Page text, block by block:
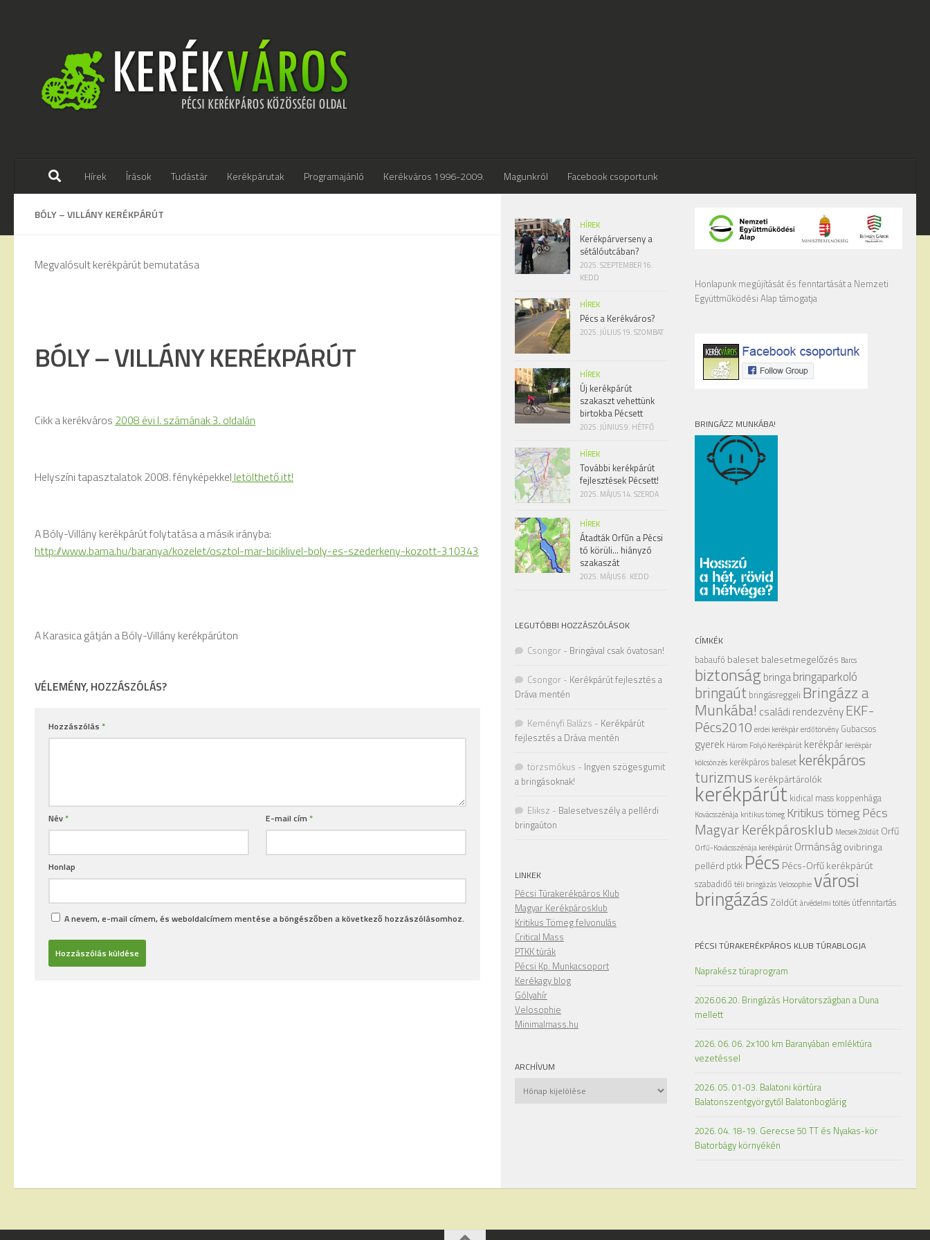
Hírek Írások Tudástár Kerékpárutak Programajánló Kerékváros 1996-2009. Magunkról Facebook csoportunk
BÓLY – VILLÁNY KERÉKPÁRÚT
Megvalósult kerékpárút bemutatása
BÓLY – VILLÁNY KERÉKPÁRÚT
Cikk a kerékváros 2008 évi I. számának 3. oldalán
Helyszíni tapasztalatok 2008. fényképekkel letölthető itt!
A Bóly-Villány kerékpárút folytatása a másik irányba:
http://www.bama.hu/baranya/kozelet/osztol-mar-biciklivel-boly-es-szederkeny-kozott-310343
A Karasica gátján a Bóly-Villány kerékpárúton
VÉLEMÉNY, HOZZÁSZÓLÁS?
Hozzászólás *
Név* E-mail cím*
Honlap
A nevem, e-mail címem, és weboldalcímem mentése a böngészőben a következő hozzászólásomhoz.
Honlapunk megújítását és fenntartását a Nemzeti
Együttműködési Alap támogatja
BRINGÁZZ MUNKÁBA!
CÍMKÉK
babaufó balesetbalesetmegelőzés Barcs
biztonságbringabringaparkoló
bringaút bringásreggeli Bringázz a
Munkába! családi rendezvényEKF-
Pécs2010 erdei kerékpárerdőtörvény Gubacsos
gyerek Három Folyó Kerékpárút kerékpár kerékpár
kölcsönzés kerékpáros baleset kerékpáros
turizmus kerékpártárolók
kerékpárút kidical mass koppenhága
Kovácsszénája kritikus tömeg Kritikus tömeg Pécs
Magyar Kerékpárosklub Mecsek Zöldút Orfű
Orfű-Kovácsszénája kerékpárút Ormánságovibringa
pellérd ptkk Pécs Pécs-Orfű kerékpárút
szabadidő téli bringázásVelosophie városi
bringázás Zöldútárvédelmi töltés útfenntartás
PÉCSI TÚRAKERÉKPÁROS KLUB TÚRABLOGJA
Naprakész túraprogram
2026.06.20. Bringázás Horvátországban a Duna
mellett
2026. 06. 06. 2x100 km Baranyában emléktúra
vezetéssel
2026. 05. 01-03. Balatoni körtúra
Balatonszentgyörgytől Balatonboglárig
2026. 04. 18-19. Gerecse 50 TT és Nyakas-kör
Biatorbágy környékén
HÍREK
Kerékpárverseny a
sétálóutcában?
2025. SZEPTEMBER 16.
KEDD
HÍREK
Pécs a Kerékváros?
2025. JÚLIUS 19. SZOMBAT
HÍREK
Új kerékpárút
szakaszt vehettünk
birtokba Pécsett
2025. JÚNIUS 9. HÉTFŐ
HÍREK
További kerékpárút
fejlesztések Pécsett!
2025. MÁJUS 14. SZERDA
HÍREK
Átadták Orfűn a Pécsi
tó körüli… hiányzó
szakaszát
2025. MÁJUS 6. KEDD
LEGUTÓBBI HOZZÁSZÓLÁSOK
Csongor - Bringával csak óvatosan!
Csongor - Kerékpárút fejlesztés a
Dráva mentén
Keményfi Balázs - Kerékpárút
fejlesztés a Dráva mentén
törzsmókus - Ingyen szögesgumit
a bringásoknak!
Eliksz - Balesetveszély a pellérdi
bringaúton
LINKEK
Pécsi Túrakerékpáros Klub
Magyar Kerékpárosklub
Kritikus Tömeg felvonulás
Critical Mass
PTKK túrák
Pécsi Kp. Munkacsoport
Kerékagy blog
Gólyahír
Velosophie
Minimalmass.hu
ARCHÍVUM
Archívum